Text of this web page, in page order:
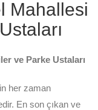
Mahallesi
ve Parke Ustaları
her zaman
En son çıkan ve